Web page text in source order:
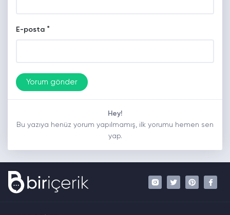
E-posta *
Hey!
Bu yazıya henüz yorum yapılmamış, ilk yorumu hemen sen
yap.